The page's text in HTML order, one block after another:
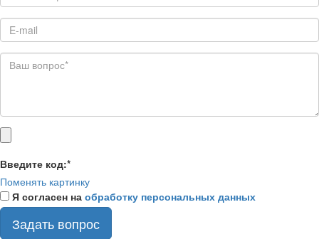
Введите код:*
Поменять картинку
Я согласен на обработку персональных данных
Задать вопрос